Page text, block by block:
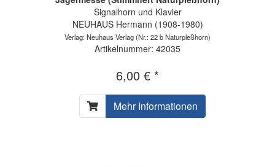
Signalhorn und Klavier
NEUHAUS Hermann (1908-1980)
Verlag: Neuhaus Verlag(Nr.: 22 b Naturpleßhorn)
Artikelnummer: 42035
6,00 € *
Mehr Informationen